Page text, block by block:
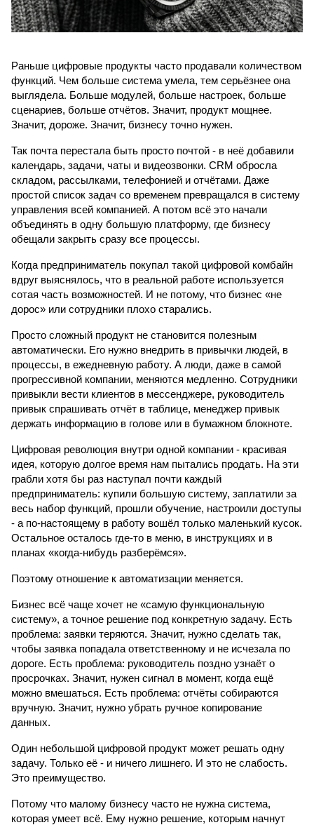
Раньше цифровые продукты часто продавали количеством
функций. Чем больше система умела, тем серьёзнее она
выглядела. Больше модулей, больше настроек, больше
сценариев, больше отчётов. Значит, продукт мощнее.
Значит, дороже. Значит, бизнесу точно нужен.
Так почта перестала быть просто почтой - в неё добавили
календарь, задачи, чаты и видеозвонки. CRM обросла
складом, рассылками, телефонией и отчётами. Даже
простой список задач со временем превращался в систему
управления всей компанией. А потом всё это начали
объединять в одну большую платформу, где бизнесу
обещали закрыть сразу все процессы.
Когда предприниматель покупал такой цифровой комбайн
вдруг выяснялось, что в реальной работе используется
сотая часть возможностей. И не потому, что бизнес «не
дорос» или сотрудники плохо старались.
Просто сложный продукт не становится полезным
автоматически. Его нужно внедрить в привычки людей, в
процессы, в ежедневную работу. А люди, даже в самой
прогрессивной компании, меняются медленно. Сотрудники
привыкли вести клиентов в мессенджере, руководитель
привык спрашивать отчёт в таблице, менеджер привык
держать информацию в голове или в бумажном блокноте.
Цифровая революция внутри одной компании - красивая
идея, которую долгое время нам пытались продать. На эти
грабли хотя бы раз наступал почти каждый
предприниматель: купили большую систему, заплатили за
весь набор функций, прошли обучение, настроили доступы
- а по-настоящему в работу вошёл только маленький кусок.
Остальное осталось где-то в меню, в инструкциях и в
планах «когда-нибудь разберёмся».
Поэтому отношение к автоматизации меняется.
Бизнес всё чаще хочет не «самую функциональную
систему», а точное решение под конкретную задачу. Есть
проблема: заявки теряются. Значит, нужно сделать так,
чтобы заявка попадала ответственному и не исчезала по
дороге. Есть проблема: руководитель поздно узнаёт о
просрочках. Значит, нужен сигнал в момент, когда ещё
можно вмешаться. Есть проблема: отчёты собираются
вручную. Значит, нужно убрать ручное копирование
данных.
Один небольшой цифровой продукт может решать одну
задачу. Только её - и ничего лишнего. И это не слабость.
Это преимущество.
Потому что малому бизнесу часто не нужна система,
которая умеет всё. Ему нужно решение, которым начнут